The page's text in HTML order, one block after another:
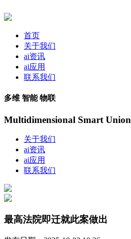
首页
关于我们
ai资讯
ai应用
联系我们
多维 智能 物联
Multidimensional Smart Union
关于我们
ai资讯
ai应用
联系我们
最高法院即迁就此案做出